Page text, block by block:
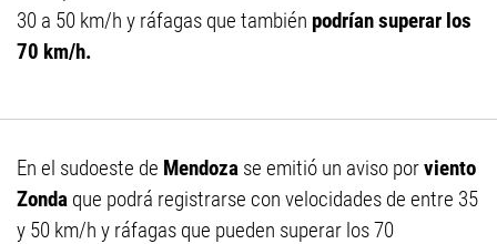
30 a 50 km/h y ráfagas que también podrían superar los
70 km/h.
En el sudoeste de Mendoza se emitió un aviso porviento
Zonda que podrá registrarse con velocidades de entre 35
y 50 km/h y ráfagas que pueden superar los 70